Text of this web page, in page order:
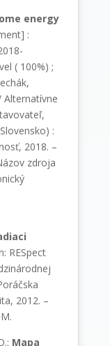
energy
:
( 100%) ;
Alternatívne
:
2018. –
zdroja
RESpect
2012. –
Mapa